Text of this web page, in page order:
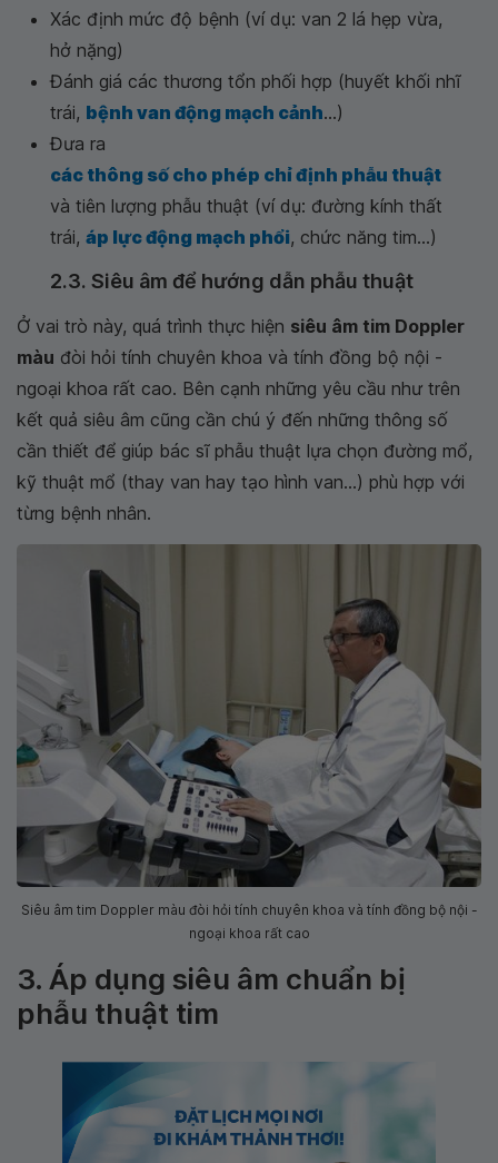
Xác định mức độ bệnh (ví dụ: van 2 lá hẹp vừa,
hở nặng)
Đánh giá các thương tổn phối hợp (huyết khối nhĩ
trái, bệnh van động mạch cảnh...)
Đưa ra
các thông số cho phép chỉ định phẫu thuật
và tiên lượng phẫu thuật (ví dụ: đường kính thất
trái, áp lực động mạch phổi, chức năng tim...)
2.3. Siêu âm để hướng dẫn phẫu thuật
Ở vai trò này, quá trình thực hiện siêu âm tim Doppler
màu đòi hỏi tính chuyên khoa và tính đồng bộ nội -
ngoại khoa rất cao. Bên cạnh những yêu cầu như trên
kết quả siêu âm cũng cần chú ý đến những thông số
cần thiết để giúp bác sĩ phẫu thuật lựa chọn đường mổ,
kỹ thuật mổ (thay van hay tạo hình van...) phù hợp với
từng bệnh nhân.
Siêu âm tim Doppler màu đòi hỏi tính chuyên khoa và tính đồng bộ nội -
ngoại khoa rất cao
3. Áp dụng siêu âm chuẩn bị
phẫu thuật tim